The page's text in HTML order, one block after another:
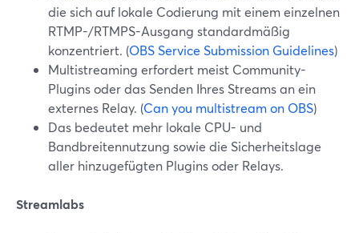
die sich auf lokale Codierung mit einem einzelnen
RTMP-/RTMPS-Ausgang standardmäßig
konzentriert. (OBS Service Submission Guidelines)
Multistreaming erfordert meist Community-
Plugins oder das Senden Ihres Streams an ein
externes Relay. (Can you multistream on OBS)
Das bedeutet mehr lokale CPU- und
Bandbreitennutzung sowie die Sicherheitslage
aller hinzugefügten Plugins oder Relays.
Streamlabs